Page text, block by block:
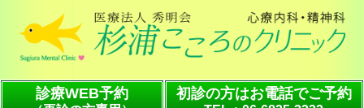
診療WEB予約 初診の方はお電話でご予約